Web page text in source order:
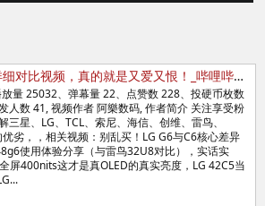
比视频，真的就是又爱又恨！_哔哩哔哩_bilibili
量 25032、弹幕量 22、点赞数 228、投硬币枚数
人数 41, 视频作者 阿樂数码, 作者简介 关注享受粉
星、LG、TCL、索尼、海信、创维、雷鸟、
劣，，相关视频：别乱买！LG G6与C6核心差异
使用体验分享（与雷鸟32U8对比），实话实
屏400nits这才是真OLED的真实亮度，LG 42C5当